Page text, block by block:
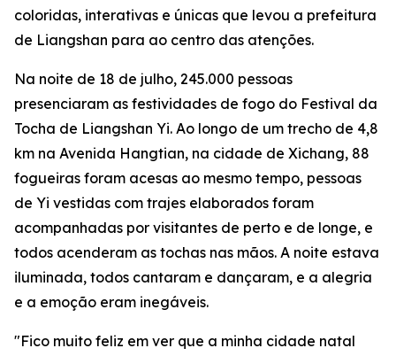
coloridas, interativas e únicas que levou a prefeitura
de Liangshan para ao centro das atenções.
Na noite de 18 de julho, 245.000 pessoas
presenciaram as festividades de fogo do Festival da
Tocha de Liangshan Yi. Ao longo de um trecho de 4,8
km na Avenida Hangtian, na cidade de Xichang, 88
fogueiras foram acesas ao mesmo tempo, pessoas
de Yi vestidas com trajes elaborados foram
acompanhadas por visitantes de perto e de longe, e
todos acenderam as tochas nas mãos. A noite estava
iluminada, todos cantaram e dançaram, e a alegria
e a emoção eram inegáveis.
"Fico muito feliz em ver que a minha cidade natal